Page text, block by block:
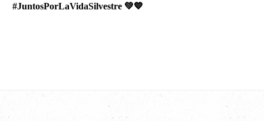
#JuntosPorLaVidaSilvestre 💚💙